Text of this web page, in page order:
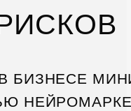
БИЗНЕСЕ